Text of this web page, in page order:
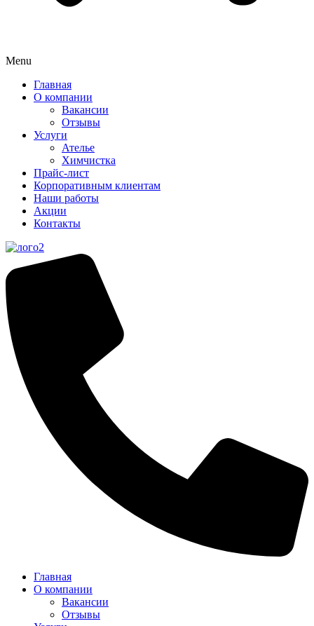
Menu
Главная
О компании
Вакансии
Отзывы
Услуги
Ателье
Химчистка
Прайс-лист
Корпоративным клиентам
Наши работы
Акции
Контакты
Главная
О компании
Вакансии
Отзывы